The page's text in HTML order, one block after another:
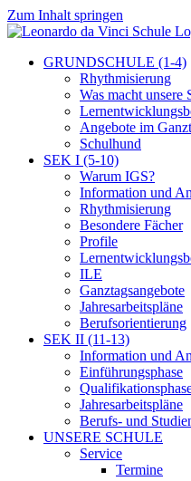
Zum Inhalt springen
GRUNDSCHULE (1-4)
Rhythmisierung
Was macht unsere
Angebote im
Schulhund
SEK I (5-10)
Warum IGS?
Information und
Rhythmisierung
Besondere Fächer
Profile
ILE
Ganztagsangebote
Jahresarbeitspläne
Berufsorientierung
SEK II (11-13)
Information und
Einführungsphase
Jahresarbeitspläne
Berufs- und
UNSERE SCHULE
Service
Termine